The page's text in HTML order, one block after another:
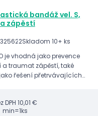
bandáž vel. S,
zápěstí
Skladom 10+ ks
je vhodná jako prevence
traumat zápěstí, také
řešení přetrvávajících
DPH 10,01 €
min=1ks